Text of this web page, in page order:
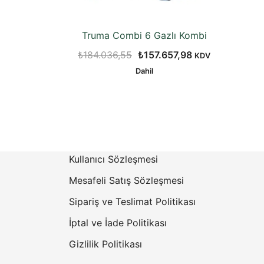
Truma Combi 6 Gazlı Kombi
₺184.036,55 Orijinal
fiyat:
₺157.657,98Şu
KDV
Dahil
Kullanıcı Sözleşmesi
Mesafeli Satış Sözleşmesi
Sipariş ve Teslimat Politikası
İptal ve İade Politikası
Gizlilik Politikası